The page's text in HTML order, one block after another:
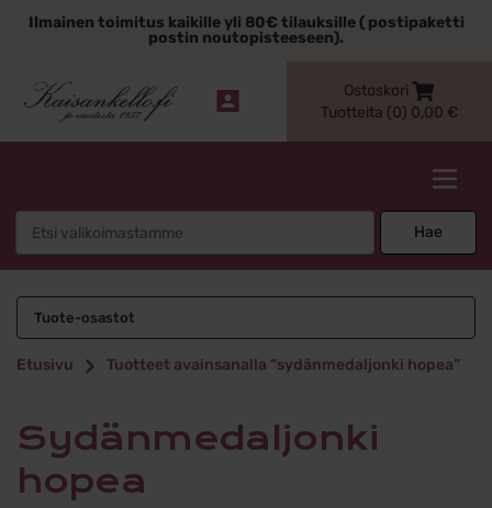
sisältöönIlmainen toimitus kaikille yli 80€ tilauksille ( postipaketti
postin noutopisteeseen).
Ostoskori
Tuotteita (0) 0,00 €
Hae
sydänmedaljonki
hopea
Tuote-osastot
Etusivu Tuotteet avainsanalla “sydänmedaljonki hopea”
sydänmedaljonki
hopea